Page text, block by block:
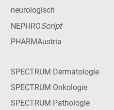
neurologisch
NEPHROScript
PHARMAustria
SPECTRUM Dermatologie
SPECTRUM Onkologie
SPECTRUM Pathologie